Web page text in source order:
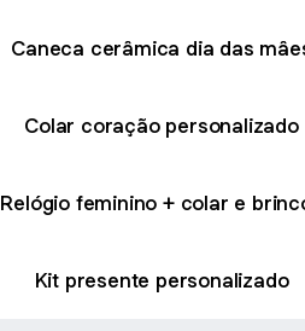
Caneca cerâmica dia das
Colar coração personalizado
Relógio feminino + colar e
Kit presente personalizado